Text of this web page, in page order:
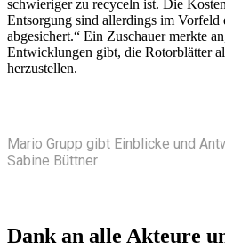
schwieriger zu recyceln ist. Die
Entsorgung sind allerdings im Vorfeld
abgesichert.“ Ein Zuschauer merkte
Entwicklungen gibt, die Rotorblätter
herzustellen.
Mario Grupp gibt Einblicke und
Sabine Büttner
Dank an alle Akteure